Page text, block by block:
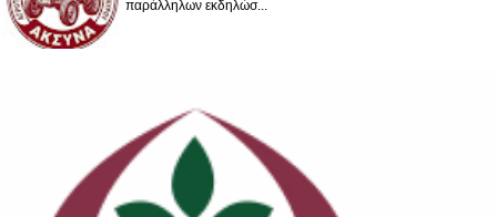
παράλληλων εκδηλώσ...